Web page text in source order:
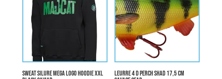
Sweat Silure MEGA LOGO HOODIE XXL
Leurre 4 D PERCH SHAD 17,5 cm